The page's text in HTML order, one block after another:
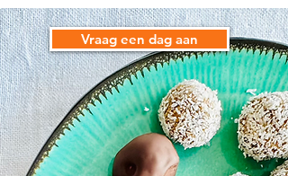
Vraag een dag aan